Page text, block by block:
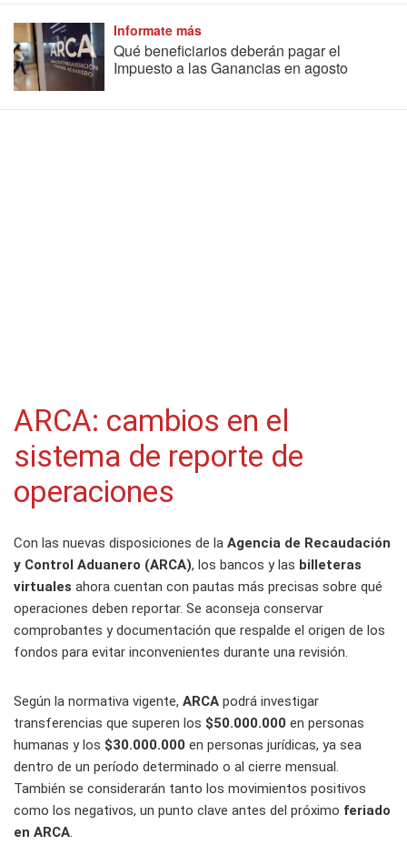
Informate más
Qué beneficiarios deberán pagar el
Impuesto a las Ganancias en agosto
ARCA: cambios en el
sistema de reporte de
operaciones
Con las nuevas disposiciones de la Agencia de Recaudación
y Control Aduanero (ARCA), los bancos y las billeteras
virtuales ahora cuentan con pautas más precisas sobre qué
operaciones deben reportar. Se aconseja conservar
comprobantes y documentación que respalde el origen de los
fondos para evitar inconvenientes durante una revisión.
Según la normativa vigente, ARCA podrá investigar
transferencias que superen los $50.000.000 en personas
humanas y los $30.000.000 en personas jurídicas, ya sea
dentro de un período determinado o al cierre mensual.
También se considerarán tanto los movimientos positivos
como los negativos, un punto clave antes del próximo feriado
en ARCA.